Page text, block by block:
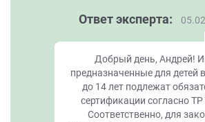
Ответ эксперта:
Добрый день, Андрей!
предназначенные для детей
до 14 лет подлежат
сертификации согласно ТР
Соответственно, для